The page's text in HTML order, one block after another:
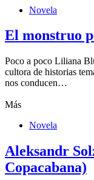
Novela
El monstruo
Poco a poco Liliana
cultora de historias
nos conducen…
Más
Novela
Aleksandr
Copacabana)